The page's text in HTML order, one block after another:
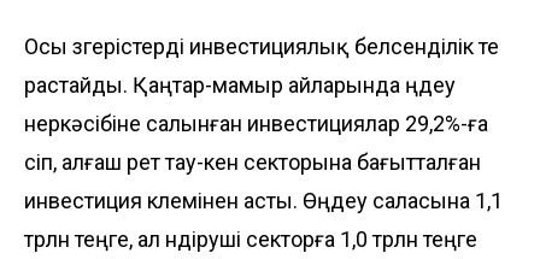
Осы өзгерістерді инвестициялық белсенділік те
растайды. Қаңтар-мамыр айларында өңдеу
өнеркәсібіне салынған инвестициялар 29,2%-ға
өсіп, алғаш рет тау-кен секторына бағытталған
инвестиция көлемінен асты. Өңдеу саласына 1,1
трлн теңге, ал өндіруші секторға 1,0 трлн теңге